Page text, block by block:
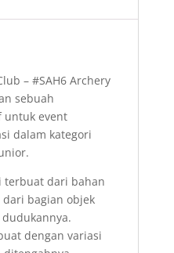
– #SAH6 Archery
sebuah
untuk event
dalam kategori
terbuat dari bahan
bagian objek
dengan variasi